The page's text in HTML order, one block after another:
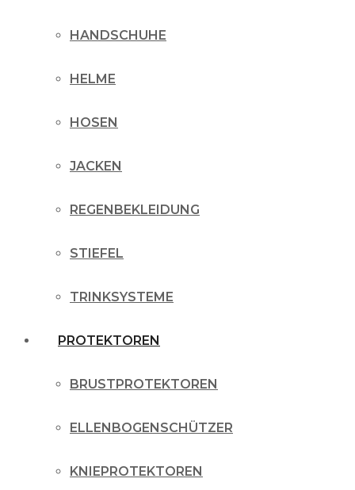
HANDSCHUHE
HELME
HOSEN
JACKEN
REGENBEKLEIDUNG
STIEFEL
TRINKSYSTEME
PROTEKTOREN
BRUSTPROTEKTOREN
ELLENBOGENSCHÜTZER
KNIEPROTEKTOREN